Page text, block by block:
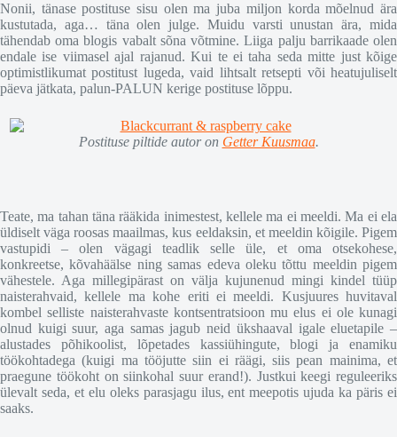
Nonii, tänase postituse sisu olen ma juba miljon korda mõelnud ära
kustutada, aga… täna olen julge. Muidu varsti unustan ära, mida
tähendab oma blogis vabalt sõna võtmine. Liiga palju barrikaade olen
endale ise viimasel ajal rajanud. Kui te ei taha seda mitte just kõige
optimistlikumat postitust lugeda, vaid lihtsalt retsepti või heatujuliselt
päeva jätkata, palun-PALUN kerige postituse lõppu.
Postituse piltide autor on Getter Kuusmaa.
Teate, ma tahan täna rääkida inimestest, kellele ma ei meeldi. Ma ei ela
üldiselt väga roosas maailmas, kus eeldaksin, et meeldin kõigile. Pigem
vastupidi – olen vägagi teadlik selle üle, et oma otsekohese,
konkreetse, kõvahäälse ning samas edeva oleku tõttu meeldin pigem
vähestele. Aga millegipärast on välja kujunenud mingi kindel tüüp
naisterahvaid, kellele ma kohe eriti ei meeldi. Kusjuures huvitaval
kombel selliste naisterahvaste kontsentratsioon mu elus ei ole kunagi
olnud kuigi suur, aga samas jagub neid ükshaaval igale eluetapile –
alustades põhikoolist, lõpetades kassiühingute, blogi ja enamiku
töökohtadega (kuigi ma tööjutte siin ei räägi, siis pean mainima, et
praegune töökoht on siinkohal suur erand!). Justkui keegi reguleeriks
ülevalt seda, et elu oleks parasjagu ilus, ent meepotis ujuda ka päris ei
saaks.